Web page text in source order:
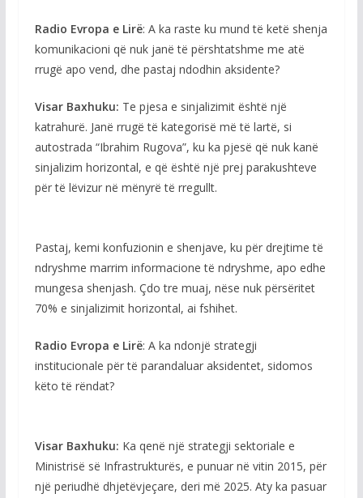
Radio Evropa e Lirë: A ka raste ku mund të ketë shenja
komunikacioni që nuk janë të përshtatshme me atë
rrugë apo vend, dhe pastaj ndodhin aksidente?
Visar Baxhuku: Te pjesa e sinjalizimit është një
katrahurë. Janë rrugë të kategorisë më të lartë, si
autostrada “Ibrahim Rugova”, ku ka pjesë që nuk kanë
sinjalizim horizontal, e që është një prej parakushteve
për të lëvizur në mënyrë të rregullt.
Pastaj, kemi konfuzionin e shenjave, ku për drejtime të
ndryshme marrim informacione të ndryshme, apo edhe
mungesa shenjash. Çdo tre muaj, nëse nuk përsëritet
70% e sinjalizimit horizontal, ai fshihet.
Radio Evropa e Lirë: A ka ndonjë strategji
institucionale për të parandaluar aksidentet, sidomos
këto të rëndat?
Visar Baxhuku: Ka qenë një strategji sektoriale e
Ministrisë së Infrastrukturës, e punuar në vitin 2015, për
një periudhë dhjetëvjeçare, deri më 2025. Aty ka pasuar